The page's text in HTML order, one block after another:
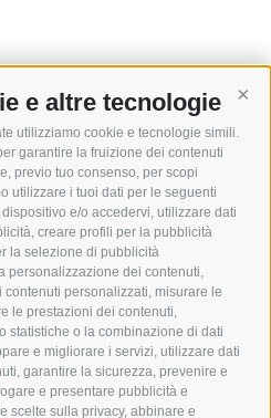
e altre tecnologie
utilizziamo cookie e tecnologie simili.
garantire la fruizione dei contenuti
previo tuo consenso, per scopi
utilizzare i tuoi dati per le seguenti
e/o accedervi, utilizzare dati
creare profili per la pubblicità
la selezione di pubblicità
personalizzazione dei contenuti,
personalizzati, misurare le
le prestazioni dei contenuti,
statistiche o la combinazione di dati
e migliorare i servizi, utilizzare dati
garantire la sicurezza, prevenire e
e presentare pubblicità e
scelte sulla privacy, abbinare e
da corsa